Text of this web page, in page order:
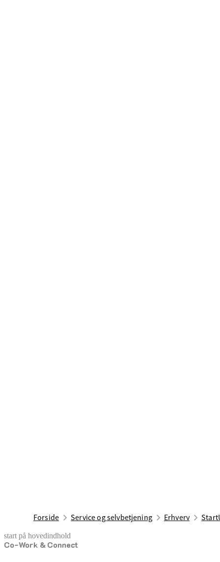
Forside Service og selvbetjening Erhverv
start på hovedindhold
Co-Work & Connect
senest opdateret 17. juni 2026